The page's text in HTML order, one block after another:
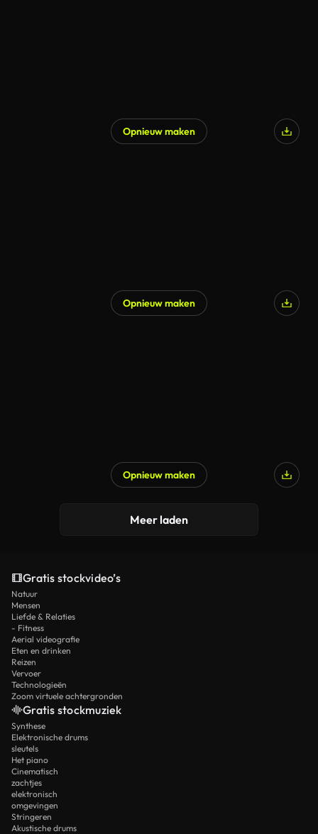
Opnieuw maken
Opnieuw maken
Opnieuw maken
Meer laden
Gratis stockvideo’s
Natuur
Mensen
Liefde & Relaties
- Fitness
Aerial videografie
Eten en drinken
Reizen
Vervoer
Technologieën
Zoom virtuele achtergronden
Gratis stockmuziek
Synthese
Elektronische drums
sleutels
Het piano
Cinematisch
zachtjes
elektronisch
omgevingen
Stringeren
Akustische drums